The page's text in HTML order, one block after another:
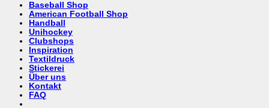
Baseball Shop
American Football Shop
Handball
Unihockey
Clubshops
Inspiration
Textildruck
Stickerei
Über uns
Kontakt
FAQ